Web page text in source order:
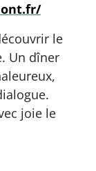
le
Un dîner
joie le